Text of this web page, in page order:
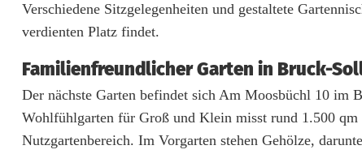
f
n
e
n
Verschiedene Sitzgelegenheiten und gestaltete
verdienten Platz findet.
Familienfreundlicher Garten in Bruck-
Der nächste Garten befindet sich Am Moosbüchl 10 im
Wohlfühlgarten für Groß und Klein misst rund 1.500
Nutzgartenbereich. Im Vorgarten stehen Gehölze,